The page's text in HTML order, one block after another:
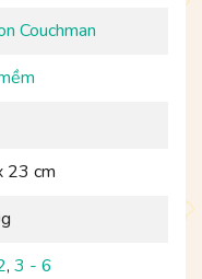
Couchman
23 cm
, 3 - 6